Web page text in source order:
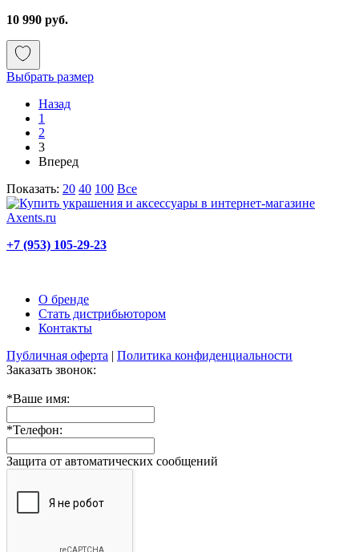
10 990 руб.
Выбрать размер
Назад
1
2
3
Вперед
Показать: 20 40 100 Все
+7 (953) 105-29-23
О бренде
Стать дистрибьютором
Контакты
Публичная оферта | Политика конфиденциальности
Заказать звонок:
*Ваше имя:
*Телефон:
Защита от автоматических сообщений